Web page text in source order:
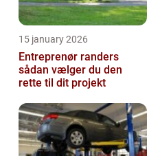
15 january 2026
Entreprenør randers
sådan vælger du den
rette til dit projekt